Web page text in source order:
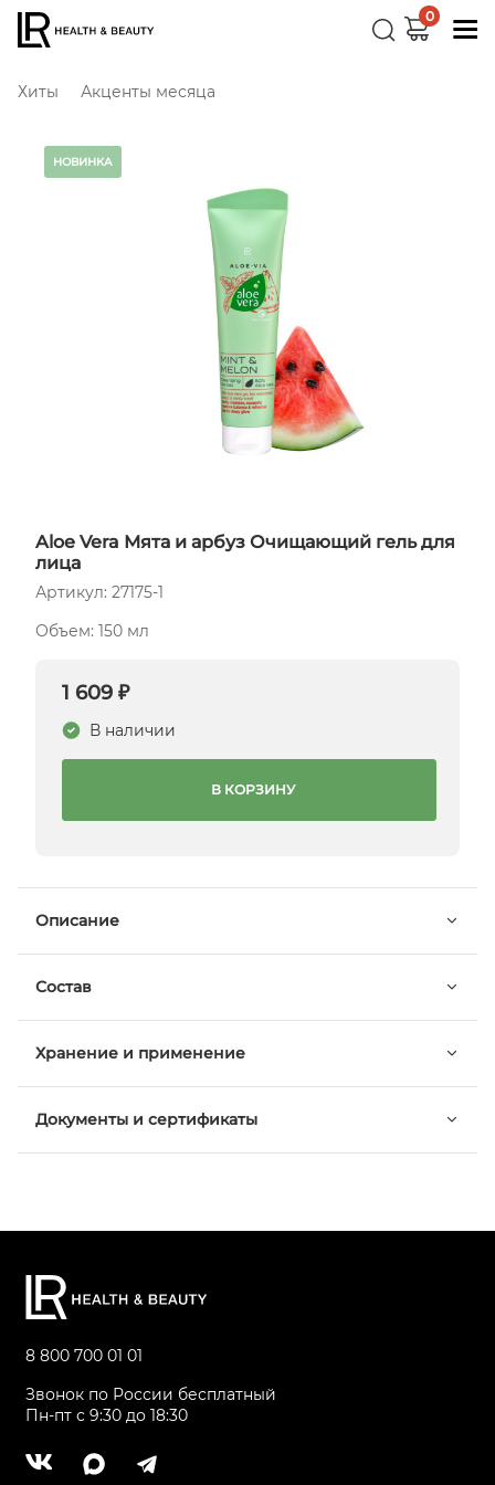
0
Хиты Акценты месяца
НОВИНКА
Aloe Vera Мята и арбуз Очищающий гель для
лица
Артикул: 27175-1
Объем: 150 мл
1 609 ₽
В наличии
В КОРЗИНУ
Описание
Состав
Хранение и применение
Документы и сертификаты
8 800 700 01 01
Звонок по России бесплатный
Пн-пт с 9:30 до 18:30